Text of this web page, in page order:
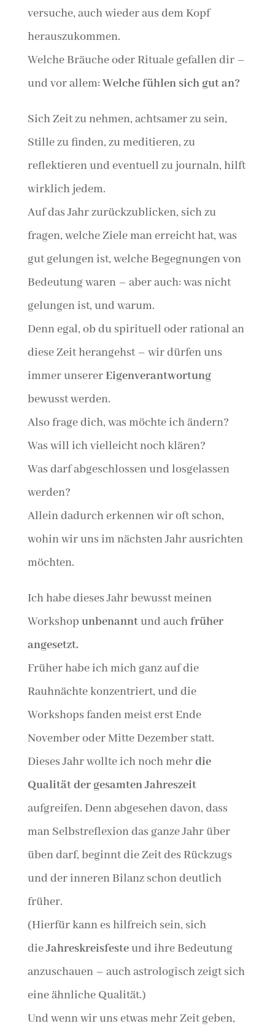
versuche, auch wieder aus dem Kopf
herauszukommen.
Welche Bräuche oder Rituale gefallen dir –
und vor allem: Welche fühlen sich gut an?
Sich Zeit zu nehmen, achtsamer zu sein,
Stille zu finden, zu meditieren, zu
reflektieren und eventuell zu journaln, hilft
wirklich jedem.
Auf das Jahr zurückzublicken, sich zu
fragen, welche Ziele man erreicht hat, was
gut gelungen ist, welche Begegnungen von
Bedeutung waren – aber auch: was nicht
gelungen ist, und warum.
Denn egal, ob du spirituell oder rational an
diese Zeit herangehst – wir dürfen uns
immer unsererEigenverantwortung
bewusst werden.
Also frage dich, was möchte ich ändern?
Was will ich vielleicht noch klären?
Was darf abgeschlossen und losgelassen
werden?
Allein dadurch erkennen wir oft schon,
wohin wir uns im nächsten Jahr ausrichten
möchten.
Ich habe dieses Jahr bewusst meinen
Workshop unbenanntund auchfrüher
angesetzt.
Früher habe ich mich ganz auf die
Rauhnächte konzentriert, und die
Workshops fanden meist erst Ende
November oder Mitte Dezember statt.
Dieses Jahr wollte ich noch mehrdie
Qualität der gesamten Jahreszeit
aufgreifen. Denn abgesehen davon, dass
man Selbstreflexion das ganze Jahr über
üben darf, beginnt die Zeit des Rückzugs
und der inneren Bilanz schon deutlich
früher.
(Hierfür kann es hilfreich sein, sich
dieJahreskreisfesteund ihre Bedeutung
anzuschauen – auch astrologisch zeigt sich
eine ähnliche Qualität.)
Und wenn wir uns etwas mehr Zeit geben,